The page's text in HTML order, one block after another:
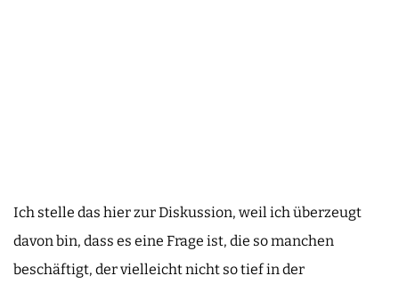
Ich stelle das hier zur Diskussion, weil ich überzeugt
davon bin, dass es eine Frage ist, die so manchen
beschäftigt, der vielleicht nicht so tief in der